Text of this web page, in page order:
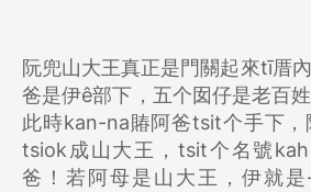
阮兜山大王真正是門關起來tī厝
爸是伊ê部下，五个囡仔是老百
此時kan-na賰阿爸tsit个手下，
tsiok成山大王，tsit个名號
爸！若阿母是山大王，伊就